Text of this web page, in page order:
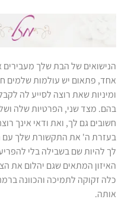
הנישואים של הבת שלך
אחד, פתאום יש עולמות שלמים
ומיניות שאת רוצה לסייע לה
בהם. מצד שני, הפרטיות שלה
חשובים גם לך, ואת ודאי אינך
בעזרת ה' את התקשורת שלך
לך להיות שם בשבילה בלי
האיזון המתאים שגם יהלום את
כלה זקוקה לתמיכה והכוונה
אותה.